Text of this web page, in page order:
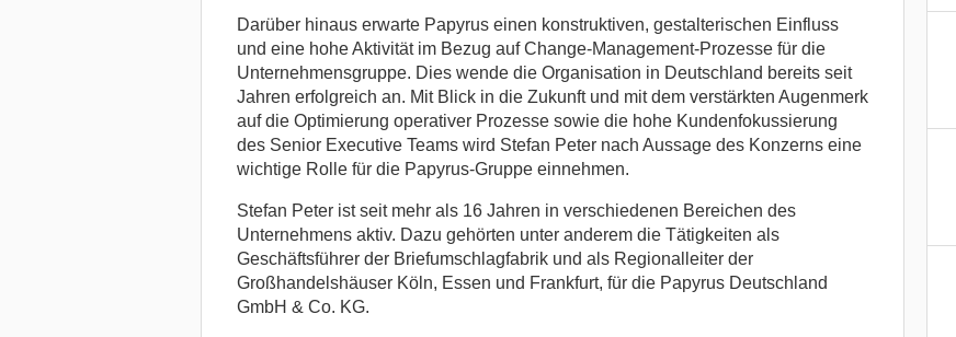
Darüber hinaus erwarte Papyrus einen konstruktiven, gestalterischen Einfluss
und eine hohe Aktivität im Bezug auf Change-Management-Prozesse für die
Unternehmensgruppe. Dies wende die Organisation in Deutschland bereits seit
Jahren erfolgreich an. Mit Blick in die Zukunft und mit dem verstärkten Augenmerk
auf die Optimierung operativer Prozesse sowie die hohe Kundenfokussierung
des Senior Executive Teams wird Stefan Peter nach Aussage des Konzerns eine
wichtige Rolle für die Papyrus-Gruppe einnehmen.
Stefan Peter ist seit mehr als 16 Jahren in verschiedenen Bereichen des
Unternehmens aktiv. Dazu gehörten unter anderem die Tätigkeiten als
Geschäftsführer der Briefumschlagfabrik und als Regionalleiter der
Großhandelshäuser Köln, Essen und Frankfurt, für die Papyrus Deutschland
GmbH & Co. KG.